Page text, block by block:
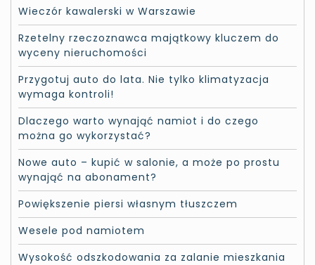
Wieczór kawalerski w Warszawie
Rzetelny rzeczoznawca majątkowy kluczem do
wyceny nieruchomości
Przygotuj auto do lata. Nie tylko klimatyzacja
wymaga kontroli!
Dlaczego warto wynająć namiot i do czego
można go wykorzystać?
Nowe auto – kupić w salonie, a może po prostu
wynająć na abonament?
Powiększenie piersi własnym tłuszczem
Wesele pod namiotem
Wysokość odszkodowania za zalanie mieszkania